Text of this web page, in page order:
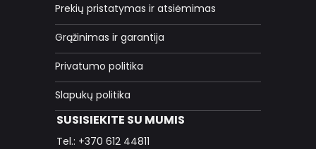
Prekių pristatymas ir atsiėmimas
Grąžinimas ir garantija
Privatumo politika
Slapukų politika
SUSISIEKITE SU MUMIS
Tel.: +370 612 44811